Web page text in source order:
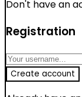
Don't have an
Registration